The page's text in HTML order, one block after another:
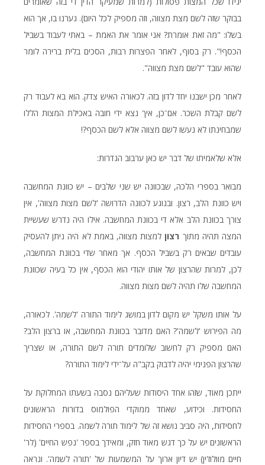
בבוקר שזה לשם מצת מצווה, וזה מספיק לכל היום). גערנו בו, אך הוא
בשלו: "מה זאת אומרת? אני אומר את האמת – באתי לעבוד בשביל
הכסף!". רק בסוף, לאחר הפצרות רבות, הסכים בלית ברירה לומר
שהוא עובד "לשם מצת מצווה".
לאחר מכן ישבנו יחד לדון בזה. לכאורה האיש צדק. הוא בא לעבוד רק
לשם קבלת השכר. אם־כן, איך נצא ידי חובה באכילת המצות הללו
שמבחינתו לא נעשו לשם מצווה אלא לשם הכסף?!
אלא שלאמיתו של דבר יש כאן ערבוב הגדרות:
מבואר בספרי הלכה, שבכוונה יש שני שלבים – יש כוונת המחשבה
ויש כוונת הלב, רצון. ובנוגע לכוונה הדרושה 'לשם מצות מצווה', אין
צורך בכוונת הלב אלא די בכוונת המחשבה. אילו היה נדרש שעשיית
המצה תהיה מתוך רצוןלמצות מצווה, באמת לא היה ניתן להעסיק
עובדים שבאים רק בשביל הכסף. אך מאחר שדי בכוונת המחשבה,
לכן, למרות שהרצון של אותו יהודי הוא הכסף, אין כל בעיה שכוונת
המחשבה שלו תהיה לשם מצות מצווה.
על אותו משקל יש מקום לדון במושג לימוד התורה 'לשמה'. לכאורה,
מה הפירוש 'לשמה'? האם מדובר בכוונת המחשבה, או ברצון הלב?
האם מספיק רק לחשוב שלומדים תורה לשם התורה, או שצריך
שהרצון הפנימי יהיה לדבוק בקב"ה על־ידי לימוד התורה?
ייתכן מאוד, שזהו אחד היסודות שעליהם נסבה בשעתו המחלוקת על
החסידות. וכידוע, שאחד ממוקדי הפולמוס בדורות הראשונים
לחסידות, היה סביב נושא זה של לימוד תורה לשמה. בספרי החסידות
הראשונים יש על כך דגש מאוד חזק, ומאידך בספר 'נפש החיים' (לר'
חיים מוולוז'ין) יש דיון ארוך על המשמעות של 'תורה לשמה'. ונראה